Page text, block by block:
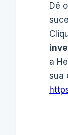
Dê
a
sua